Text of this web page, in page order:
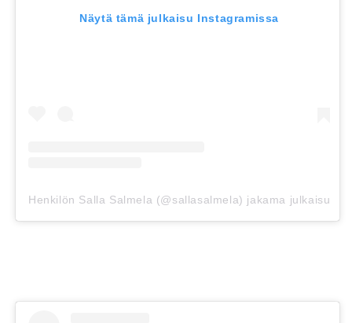
Näytä tämä julkaisu Instagramissa
Henkilön Salla Salmela (@sallasalmela) jakama julkaisu